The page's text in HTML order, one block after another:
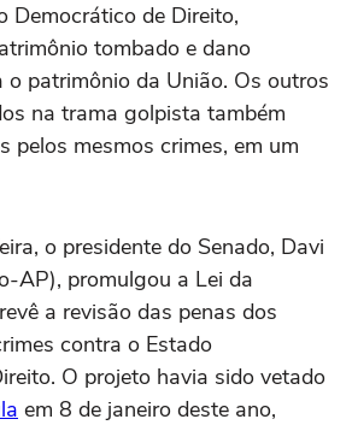
Democrático de Direito,
tombado e dano
patrimônio da União. Os outros
na trama golpista também
pelos mesmos crimes, em um
o presidente do Senado, Davi
AP), promulgou a Lei da
a revisão das penas dos
contra o Estado
O projeto havia sido vetado
em 8 de janeiro deste ano,